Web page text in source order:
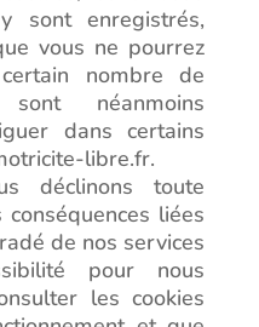
sont enregistrés,
vous ne pourrez
nombre de
néanmoins
dans certains
libre.fr.
déclinons toute
liées
de nos services
pour nous
les cookies